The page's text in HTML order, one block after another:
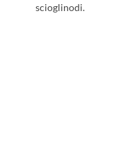
scioglinodi.